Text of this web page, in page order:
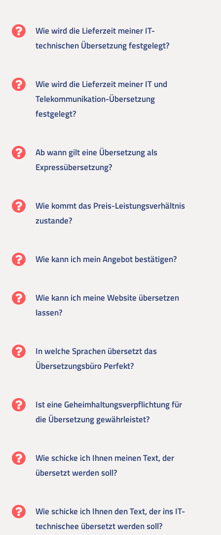
Wie wird die Lieferzeit meiner IT-
technischen Übersetzung festgelegt?
Wie wird die Lieferzeit meiner IT und
Telekommunikation-Übersetzung
festgelegt?
Ab wann gilt eine Übersetzung als
Expressübersetzung?
Wie kommt das Preis-Leistungsverhältnis
zustande?
Wie kann ich mein Angebot bestätigen?
Wie kann ich meine Website übersetzen
lassen?
In welche Sprachen übersetzt das
Übersetzungsbüro Perfekt?
Ist eine Geheimhaltungsverpflichtung für
die Übersetzung gewährleistet?
Wie schicke ich Ihnen meinen Text, der
übersetzt werden soll?
Wie schicke ich Ihnen den Text, der ins IT-
technischee übersetzt werden soll?